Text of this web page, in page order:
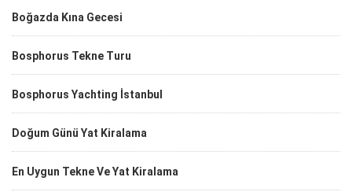
Boğazda Kına Gecesi
Bosphorus Tekne Turu
Bosphorus Yachting İstanbul
Doğum Günü Yat Kiralama
En Uygun Tekne Ve Yat Kiralama